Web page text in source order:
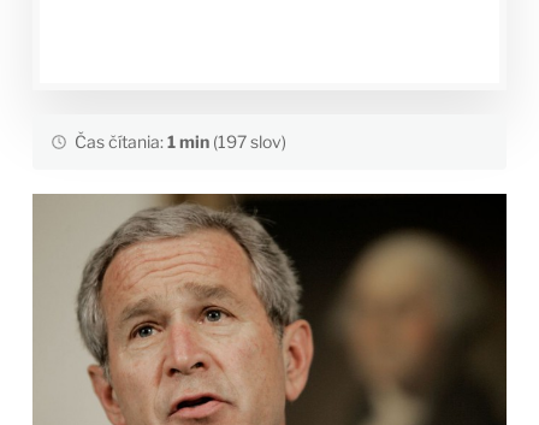
Čas čítania:1 min(197 slov)